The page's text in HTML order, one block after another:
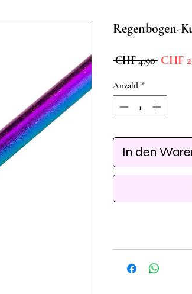
Regenbogen-
CHF 4.90 CHF
Anzahl *
In den